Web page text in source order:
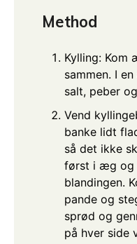
Method
Kylling: Kom
sammen. I
salt, peber
Vend
banke lidt
så det ikke
først i æg og
blandingen.
pande og
sprød og
på hver side